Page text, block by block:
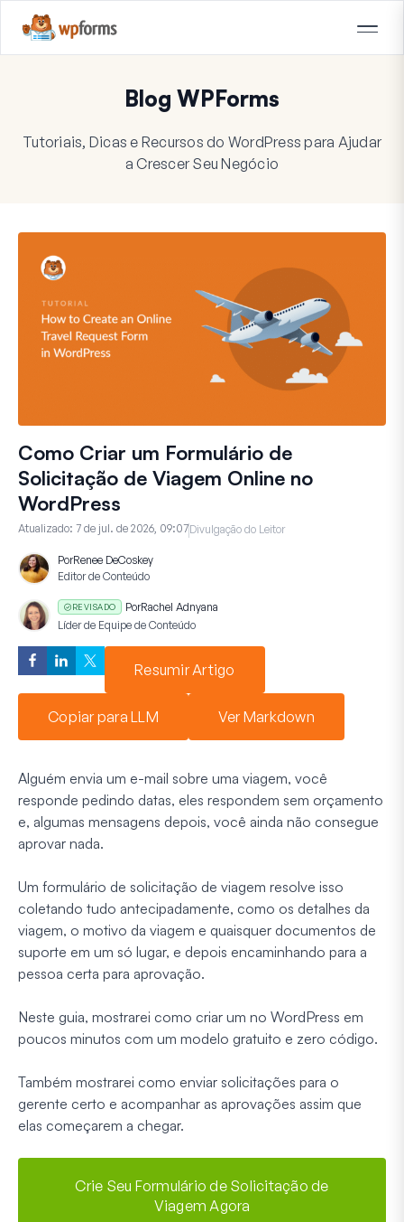
Blog WPForms
Tutoriais, Dicas e Recursos do WordPress para Ajudar
a Crescer Seu Negócio
Como Criar um Formulário de
Solicitação de Viagem Online no
WordPress
Atualizado: 7 de jul. de 2026, 09:07Divulgação do Leitor
PorRenee DeCoskey
Editor de Conteúdo
REVISADO PorRachel Adnyana
Líder de Equipe de Conteúdo
Resumir Artigo
Copiar para LLM Ver Markdown
Alguém envia um e-mail sobre uma viagem, você
responde pedindo datas, eles respondem sem orçamento
e, algumas mensagens depois, você ainda não consegue
aprovar nada.
Um formulário de solicitação de viagem resolve isso
coletando tudo antecipadamente, como os detalhes da
viagem, o motivo da viagem e quaisquer documentos de
suporte em um só lugar, e depois encaminhando para a
pessoa certa para aprovação.
Neste guia, mostrarei como criar um no WordPress em
poucos minutos com um modelo gratuito e zero código.
Também mostrarei como enviar solicitações para o
gerente certo e acompanhar as aprovações assim que
elas começarem a chegar.
Crie Seu Formulário de Solicitação de
Viagem Agora